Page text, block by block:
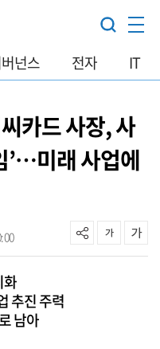
넌스 전자 IT
카드 사장, 사
’…미래 사업에
화
추진 주력
남아